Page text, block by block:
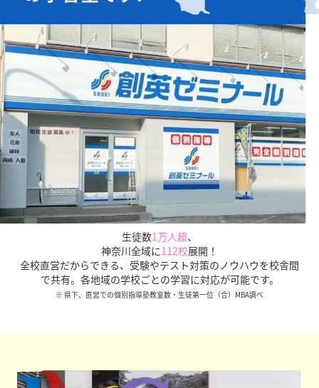
お子様の学習面だけでなく、
知っておきたい「入試の仕組みや傾向」も
保護者様にご説明いたします。
談は最低年3回実施、さらに授業外に生徒個別面談まで
生徒数1万人超、
神奈川全域に112校展開！
全校直営だからできる、受験やテスト対策のノウハウを校舎間
で共有。各地域の学校ごとの学習に対応が可能です。
※ 県下、直営での個別指導塾教室数・生徒第一位（合）MBA調べ